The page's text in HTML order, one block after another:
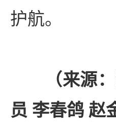
护航。
（来源
员 李春鸽 赵